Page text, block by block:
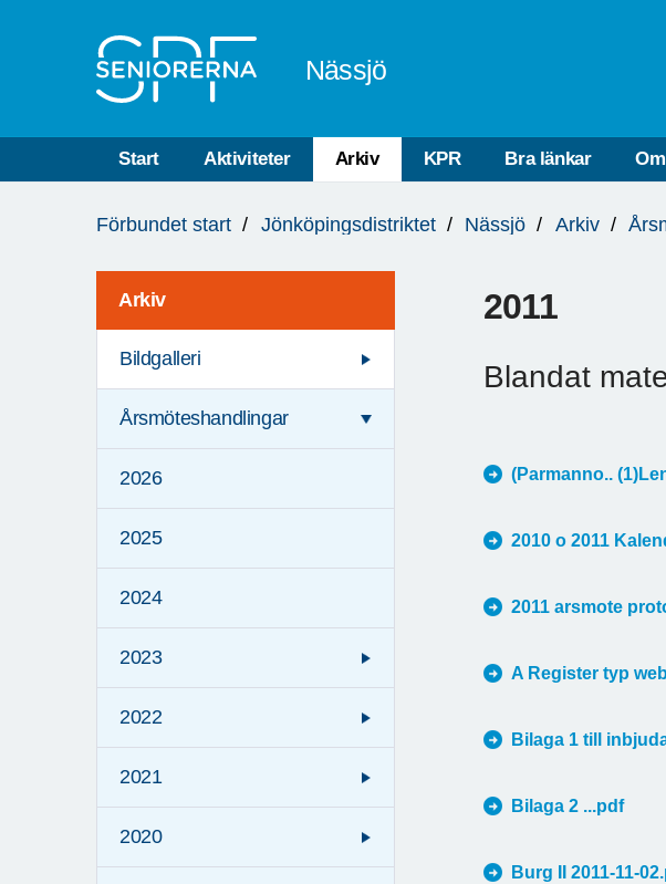
Nässjö
Start Aktiviteter Arkiv KPR Bra länkar
är
Förbundet start Jönköpingsdistriktet Nässjö Arkiv
Arkiv
Bildgalleri
Årsmöteshandlingar
2026
2025
2024
2023
2022
2021
2020
2011
Blandat
(Parmanno..
2010 o 2011
2011 arsmote
A Register typ
Bilaga 1 till
Bilaga 2 ...pdf
Burg II 2011-11-